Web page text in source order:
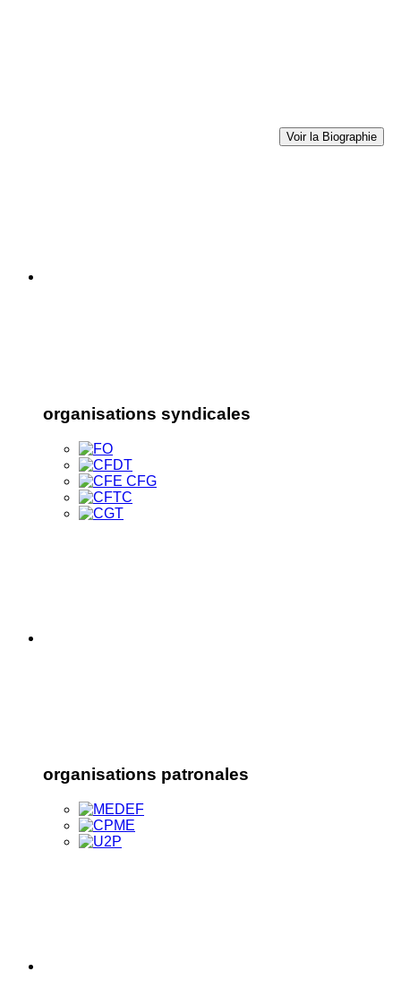
Voir la Biographie
organisations syndicales
organisations patronales